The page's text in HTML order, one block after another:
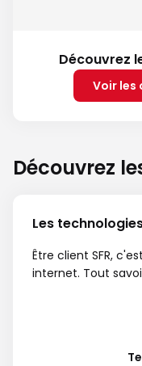
Découvrez
Voir les
Découvrez
Les
Être client SFR,
internet. Tout